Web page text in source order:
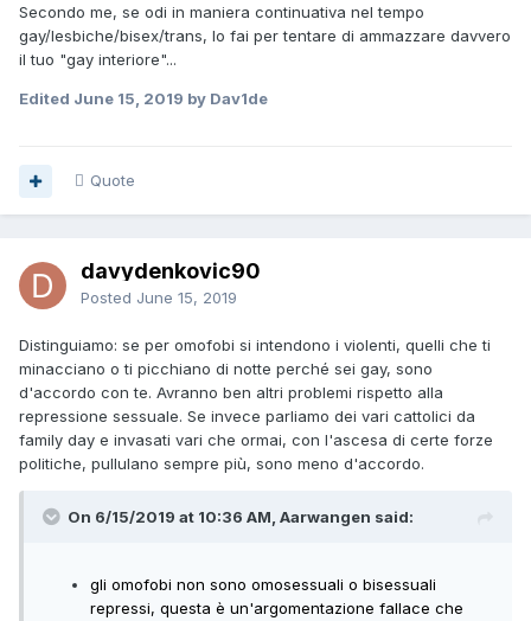
dovrebbe scopare? E se scopasse cosa toglierebbe
ai suoi ideali di odio? Non ci è dato a saperlo;
gli omofobi vanno combattuti o con l'indifferenza, con
leggi repressive/botte da orbi o con argomentazioni
Secondo me, se odi in maniera continuativa nel tempo
gay/lesbiche/bisex/trans, lo fai per tentare di ammazzare davvero
il tuo "gay interiore"...
Edited June 15, 2019 by Dav1de
Quote
davydenkovic90
Posted June 15, 2019
Distinguiamo: se per omofobi si intendono i violenti, quelli che ti
minacciano o ti picchiano di notte perché sei gay, sono
d'accordo con te. Avranno ben altri problemi rispetto alla
repressione sessuale. Se invece parliamo dei vari cattolici da
family day e invasati vari che ormai, con l'ascesa di certe forze
politiche, pullulano sempre più, sono meno d'accordo.
On 6/15/2019 at 10:36 AM, Aarwangen said:
gli omofobi non sono omosessuali o bisessuali
repressi, questa è un'argomentazione fallace che